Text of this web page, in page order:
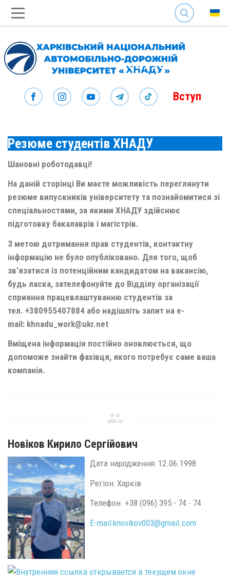
SEARCH
Вступ
Резюме студентів ХНАДУ
Шановні роботодавці!
На даній сторінці Ви маєте можливість переглянути
резюме випускників університету та познайомитися зі
спеціальностями, за якими ХНАДУ здійснює
підготовку бакалаврів і магістрів.
З метою дотримання прав студентів, контактну
інформацію не було опубліковано. Для того, щоб
зв'язатися із потенційним кандидатом на вакансію,
будь ласка, зателефонуйте до Відділу організації
сприяння працевлаштуванню студентів за
тел. +380955407884 або надішліть запит на e-
mail: khnadu_work@ukr.net
Вміщена інформація постійно оновлюється, що
допоможе знайти фахівця, якого потребує саме ваша
компанія.
Новіков Кирило Сергійович
Дата народження: 12.06.1998
Регіон: Харків
Телефон +38 (096) 395 - 74 - 74
E-mail:knovikov003@gmail.com